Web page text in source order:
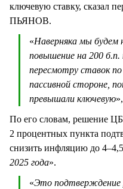
ключевую ставку, сказал
ПЬЯНОВ.
«Наверняка мы
повышение на 200 б.п.
пересмотру ставок
пассивной стороне,
превышали ключевую
По его словам, решение
2 процентных пункта
снизить инфляцию до
2025 года».
«Это подтверждение